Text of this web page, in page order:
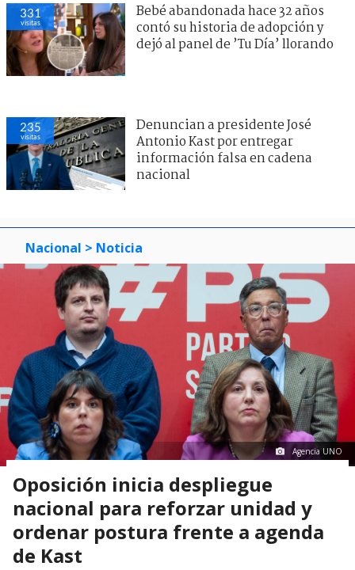
331
visitas
Bebé abandonada hace 32 años
contó su historia de adopción y
dejó al panel de ’Tu Día’ llorando
235
visitas
Denuncian a presidente José
Antonio Kast por entregar
información falsa en cadena
nacional
Nacional > Noticia
Agencia UNO
Oposición inicia despliegue
nacional para reforzar unidad y
ordenar postura frente a agenda
de Kast